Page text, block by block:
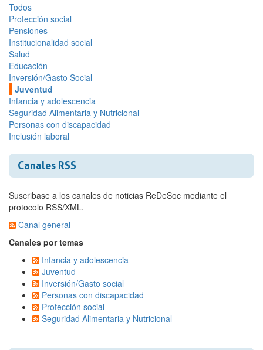
Todos
Protección social
Pensiones
Institucionalidad social
Salud
Educación
Inversión/Gasto Social
Juventud
Infancia y adolescencia
Seguridad Alimentaria y Nutricional
Personas con discapacidad
Inclusión laboral
Canales RSS
Suscribase a los canales de noticias ReDeSoc mediante el
protocolo RSS/XML.
Canal general
Canales por temas
Infancia y adolescencia
Juventud
Inversión/Gasto social
Personas con discapacidad
Protección social
Seguridad Alimentaria y Nutricional